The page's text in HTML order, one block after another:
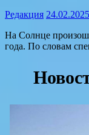
Редакция 24.02.2025
На Солнце
года. По словам